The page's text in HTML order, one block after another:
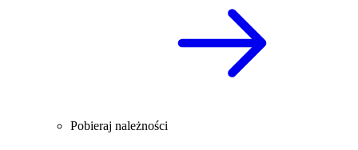
Pobieraj należności